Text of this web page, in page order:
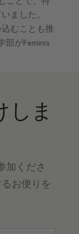
ました。
むことも推
がFeminis
しま
加くださ
お便りを